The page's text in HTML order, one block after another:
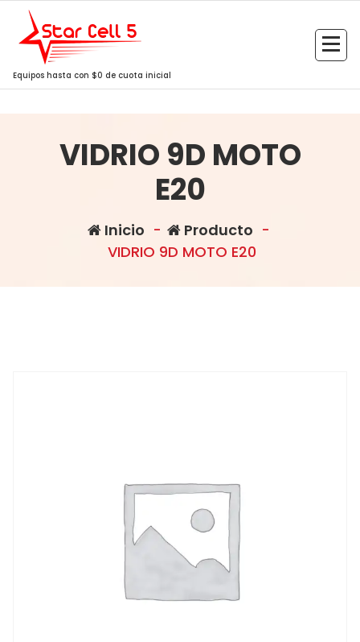
Saltar
contenido
Equipos hasta con $0 de cuota inicial
VIDRIO 9D MOTO
E20
Inicio - Producto -
VIDRIO 9D MOTO E20